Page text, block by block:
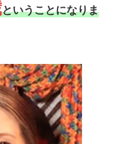
ということになりま